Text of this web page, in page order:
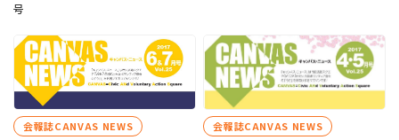
号
会報誌CANVAS NEWS 会報誌CANVAS NEWS